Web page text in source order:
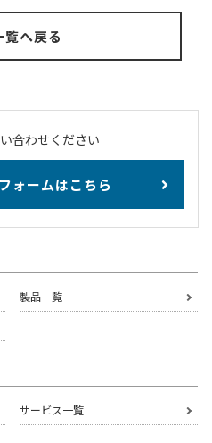
覧へ戻る
合わせください
ォームはこちら
製品一覧
サービス一覧